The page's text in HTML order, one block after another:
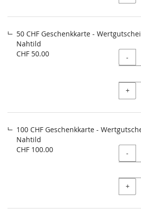
50 CHF Geschenkkarte -
Nahtild
CHF 50.00
-
+
100 CHF Geschenkkarte -
Nahtild
CHF 100.00
-
+